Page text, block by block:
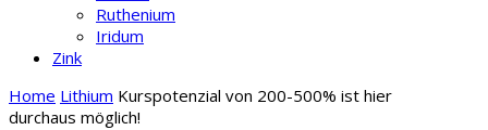
Ruthenium
Iridum
Zink
Home Lithium Kurspotenzial von 200-500% ist hier
durchaus möglich!